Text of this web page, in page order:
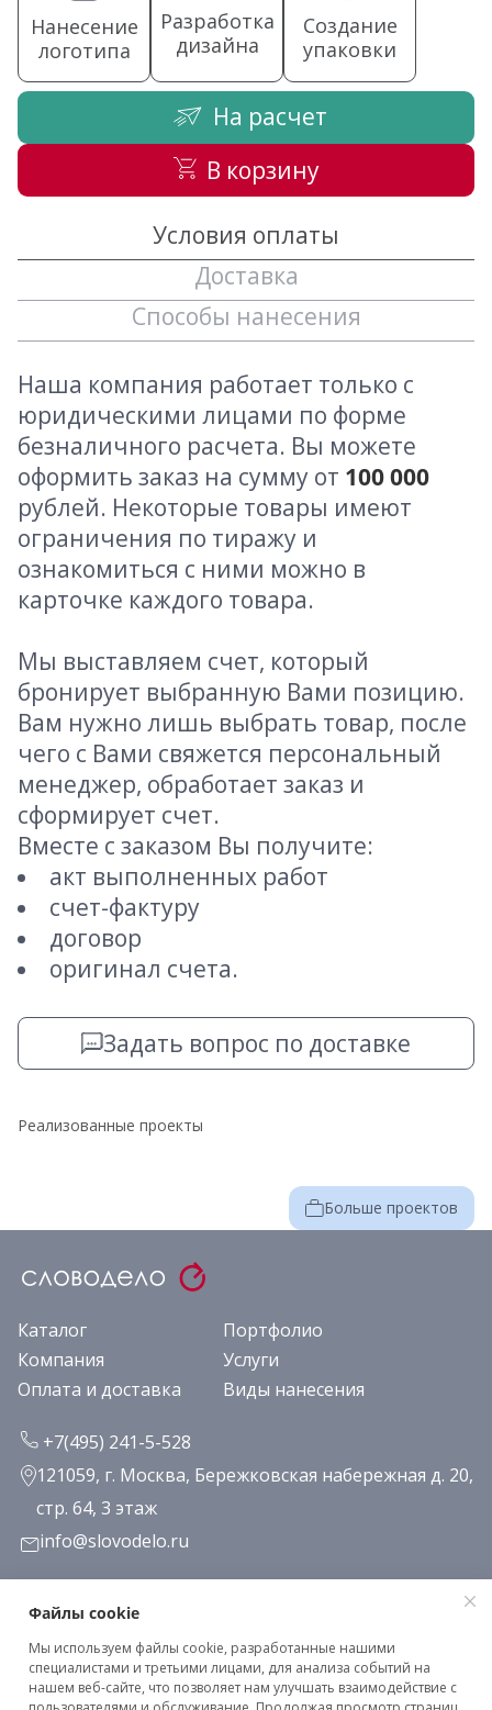
Нанесение
логотипа
Разработка
дизайна
Создание
упаковки
На расчет
В корзину
Условия оплаты
Доставка
Способы нанесения
Наша компания работает только с
юридическими лицами по форме
безналичного расчета. Вы можете
оформить заказ на сумму от 100 000
рублей. Некоторые товары имеют
ограничения по тиражу и
ознакомиться с ними можно в
карточке каждого товара.
Мы выставляем счет, который
бронирует выбранную Вами позицию.
Вам нужно лишь выбрать товар, после
чего с Вами свяжется персональный
менеджер, обработает заказ и
сформирует счет.
Вместе с заказом Вы получите:
акт выполненных работ
счет-фактуру
договор
оригинал счета.
Задать вопрос по доставке
Реализованные проекты
Больше проектов
Каталог
Портфолио
Компания
Услуги
Оплата и доставка
Виды нанесения
+7(495) 241-5-528
121059, г. Москва, Бережковская набережная д. 20,
стр. 64, 3 этаж
info@slovodelo.ru
Заказать звонок
Подписаться на рассылку
Файлы cookie
Мы используем файлы cookie, разработанные нашими
специалистами и третьими лицами, для анализа событий на
нашем веб-сайте, что позволяет нам улучшать взаимодействие с